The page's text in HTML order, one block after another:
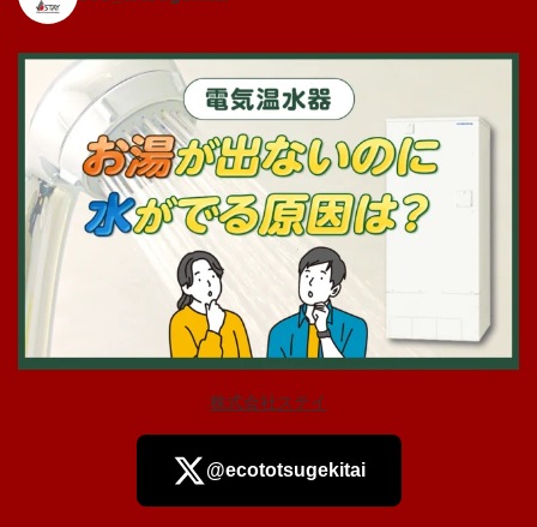
株式会社ステイ
@ecototsugekitai